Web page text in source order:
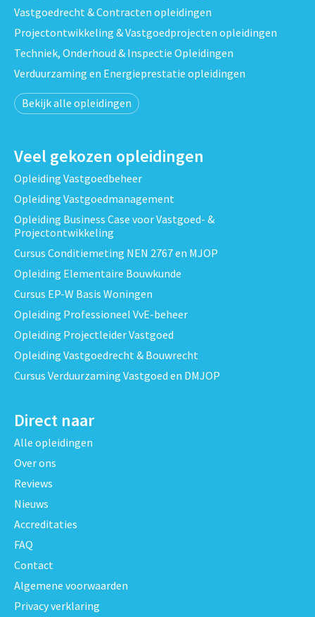
Vastgoedrecht & Contracten opleidingen
Projectontwikkeling & Vastgoedprojecten opleidingen
Techniek, Onderhoud & Inspectie Opleidingen
Verduurzaming en Energieprestatie opleidingen
Bekijk alle opleidingen
Veel gekozen opleidingen
Opleiding Vastgoedbeheer
Opleiding Vastgoedmanagement
Opleiding Business Case voor Vastgoed- &
Projectontwikkeling
Cursus Conditiemeting NEN 2767 en MJOP
Opleiding Elementaire Bouwkunde
Cursus EP-W Basis Woningen
Opleiding Professioneel VvE-beheer
Opleiding Projectleider Vastgoed
Opleiding Vastgoedrecht & Bouwrecht
Cursus Verduurzaming Vastgoed en DMJOP
Direct naar
Alle opleidingen
Over ons
Reviews
Nieuws
Accreditaties
FAQ
Contact
Algemene voorwaarden
Privacy verklaring